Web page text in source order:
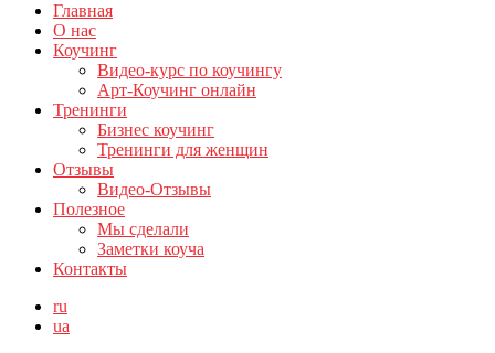
Главная
О нас
Коучинг
Видео-курс по коучингу
Арт-Коучинг онлайн
Тренинги
Бизнес коучинг
Тренинги для женщин
Отзывы
Видео-Отзывы
Полезное
Мы сделали
Заметки коуча
Контакты
ru
ua